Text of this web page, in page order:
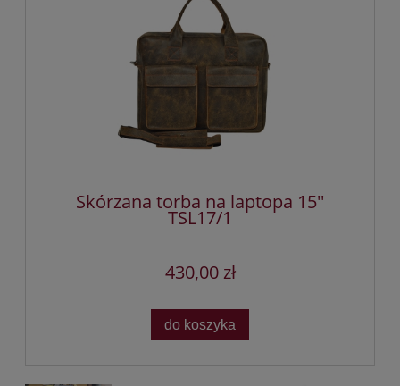
Skórzana torba na laptopa 15''
TSL17/1
430,00 zł
do koszyka